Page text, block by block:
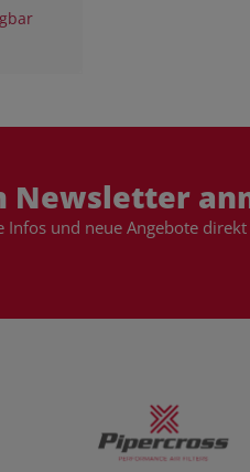
Newsletter
Infos und neue Angebote